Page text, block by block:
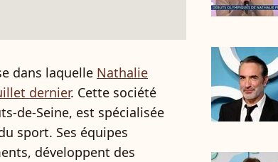
dans laquelle Nathalie
dernier. Cette société
de-Seine, est spécialisée
sport. Ses équipes
développent des